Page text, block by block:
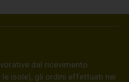
dal ricevimento
le isole), gli ordini effettuati nei